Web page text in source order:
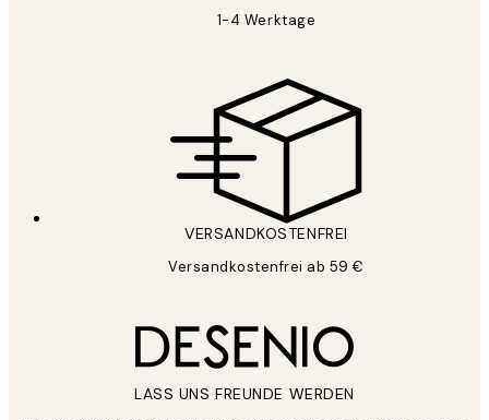
1-4 Werktage
VERSANDKOSTENFREI
Versandkostenfrei ab 59 €
LASS UNS FREUNDE WERDEN